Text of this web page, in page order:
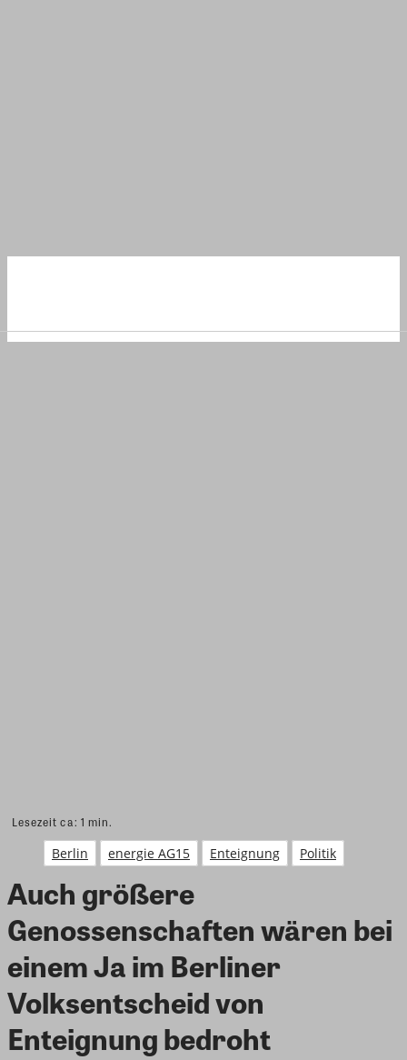
Lesezeit ca: 1 min.
Berlin energie AG15 Enteignung Politik
Auch größere
Genossenschaften wären bei
einem Ja im Berliner
Volksentscheid von
Enteignung bedroht